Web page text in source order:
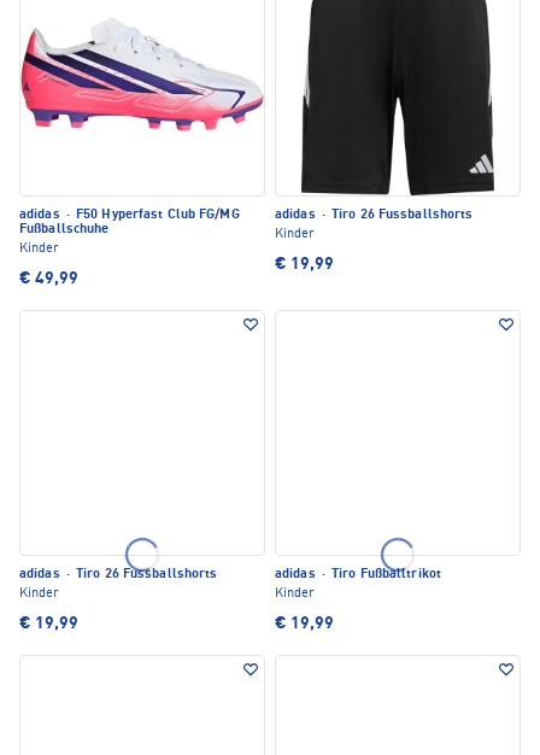
adidas · F50 Hyperfast Club FG/MG
Fußballschuhe
Kinder
€ 49,99
adidas ·
Tiro 26 Fussballshorts
Kinder
€ 19,99
adidas ·
Tiro 26 Fussballshorts
Kinder
€ 19,99
adidas ·
Tiro Fußballtrikot
Kinder
€ 19,99